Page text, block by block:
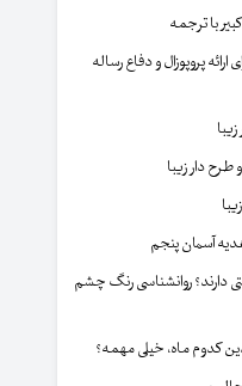
با ترجمه
پروپوزال و دفاع رساله
طرح دار زیبا
آسمان پنجم
روانشناسی رنگ چشم
کدوم ماه، خیلی مهمه؟